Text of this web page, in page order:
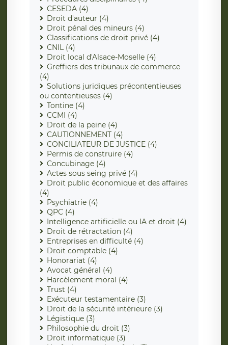
CESEDA (4)
Droit d'auteur (4)
Droit pénal des mineurs (4)
Classifications de droit privé (4)
CNIL (4)
Droit local d'Alsace-Moselle (4)
Greffiers des tribunaux de commerce
(4)
Solutions juridiques précontentieuses
ou contentieuses (4)
Tontine (4)
CCMI (4)
Droit de la peine (4)
CAUTIONNEMENT (4)
CONCILIATEUR DE JUSTICE (4)
Permis de construire (4)
Concubinage (4)
Actes sous seing privé (4)
Droit public économique et des affaires
(4)
Psychiatrie (4)
QPC (4)
Intelligence artificielle ou IA et droit (4)
Droit de rétractation (4)
Entreprises en difficulté (4)
Droit comptable (4)
Honorariat (4)
Avocat général (4)
Harcèlement moral (4)
Trust (4)
Exécuteur testamentaire (3)
Droit de la sécurité intérieure (3)
Légistique (3)
Philosophie du droit (3)
Droit informatique (3)